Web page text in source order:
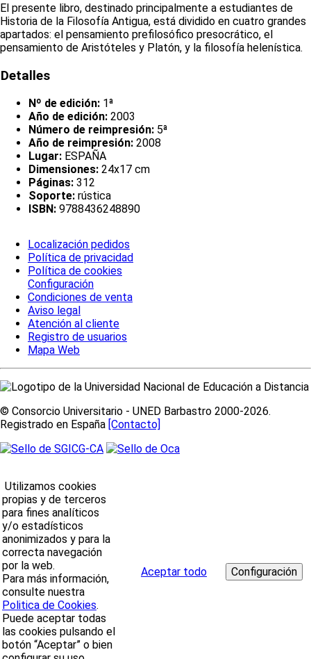
El presente libro, destinado principalmente a estudiantes de
Historia de la Filosofía Antigua, está dividido en cuatro grandes
apartados: el pensamiento prefilosófico presocrático, el
pensamiento de Aristóteles y Platón, y la filosofía helenística.
Detalles
Nº de edición: 1ª
Año de edición: 2003
Número de reimpresión: 5ª
Año de reimpresión: 2008
Lugar: ESPAÑA
Dimensiones: 24x17 cm
Páginas: 312
Soporte: rústica
ISBN: 9788436248890
Localización pedidos
Política de privacidad
Política de cookies
Configuración
Condiciones de venta
Aviso legal
Atención al cliente
Registro de usuarios
Mapa Web
© Consorcio Universitario - UNED Barbastro 2000-2026.
Registrado en España [Contacto]
Utilizamos cookies
propias y de terceros
para fines analíticos
y/o estadísticos
anonimizados y para la
correcta navegación
por la web.
Para más información,
consulte nuestra
Politica de Cookies.
Puede aceptar todas
las cookies pulsando el
botón “Aceptar” o bien
Aceptar todo